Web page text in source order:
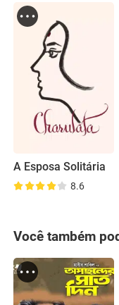
A Esposa Solitária
8.6
Você também